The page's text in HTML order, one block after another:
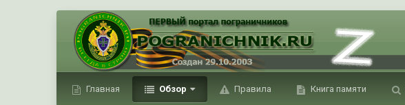
Главная Обзор Правила Книга памяти